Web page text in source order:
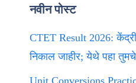
नवीन पोस्ट
CTET Result 2026:
निकाल जाहीर; येथे पहा तुमचे
Unit Conversions